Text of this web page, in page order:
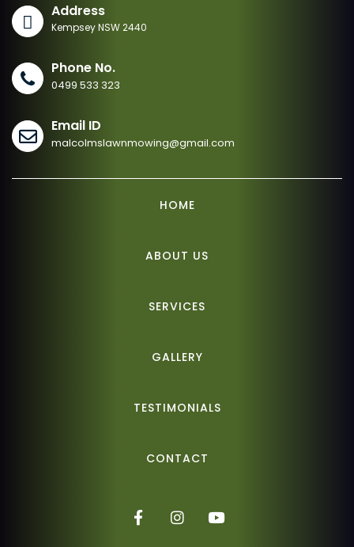
Address
Kempsey NSW 2440
Phone No.
0499 533 323
Email ID
malcolmslawnmowing@gmail.com
HOME
ABOUT US
SERVICES
GALLERY
TESTIMONIALS
CONTACT